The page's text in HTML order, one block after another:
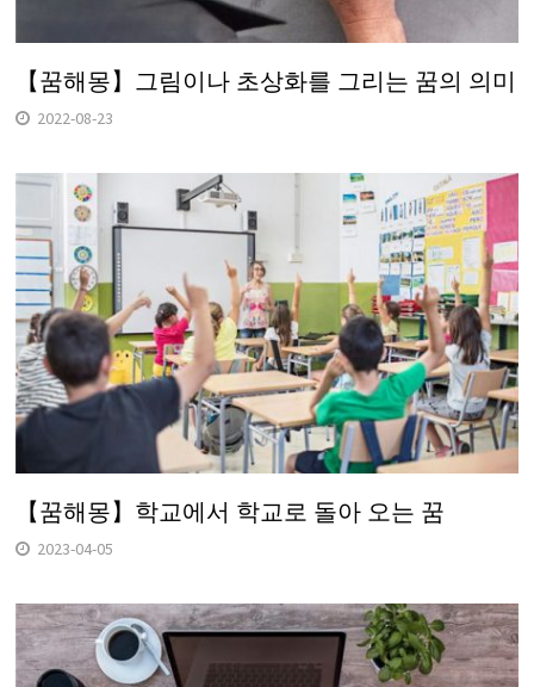
【꿈해몽】그림이나 초상화를 그리는 꿈의 의미
2022-08-23
【꿈해몽】학교에서 학교로 돌아 오는 꿈
2023-04-05